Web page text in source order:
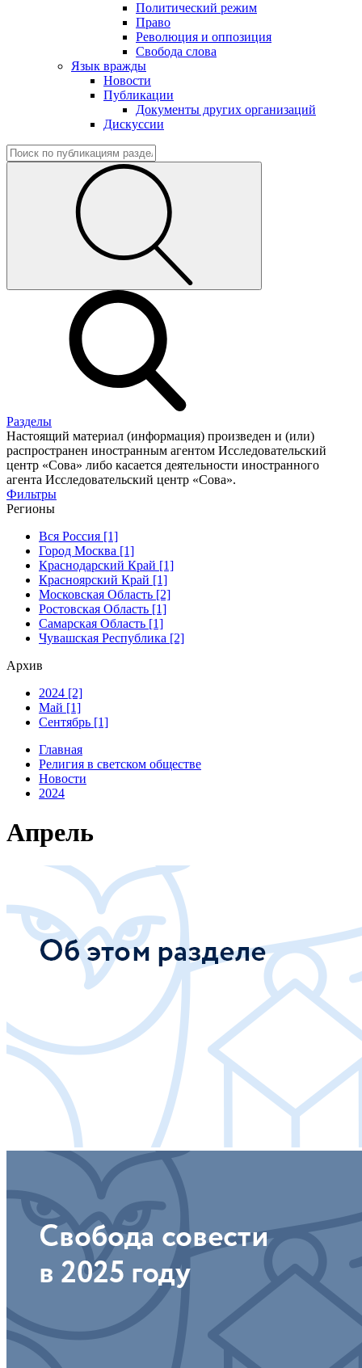
Политический режим
Право
Революция и оппозиция
Свобода слова
Язык вражды
Новости
Публикации
Документы других организаций
Дискуссии
Разделы
Настоящий материал (информация) произведен и (или)
распространен иностранным агентом Исследовательский
центр «Сова» либо касается деятельности иностранного
агента Исследовательский центр «Сова».
Фильтры
Регионы
Вся Россия [1]
Город Москва [1]
Краснодарский Край [1]
Красноярский Край [1]
Московская Область [2]
Ростовская Область [1]
Самарская Область [1]
Чувашская Республика [2]
Архив
2024 [2]
Май [1]
Сентябрь [1]
Главная
Религия в светском обществе
Новости
2024
Апрель